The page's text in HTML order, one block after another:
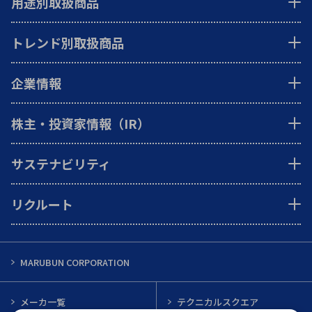
トレンド別取扱商品
企業情報
株主・投資家情報（IR）
サステナビリティ
リクルート
MARUBUN CORPORATION
メーカ一覧 テクニカルスクエア